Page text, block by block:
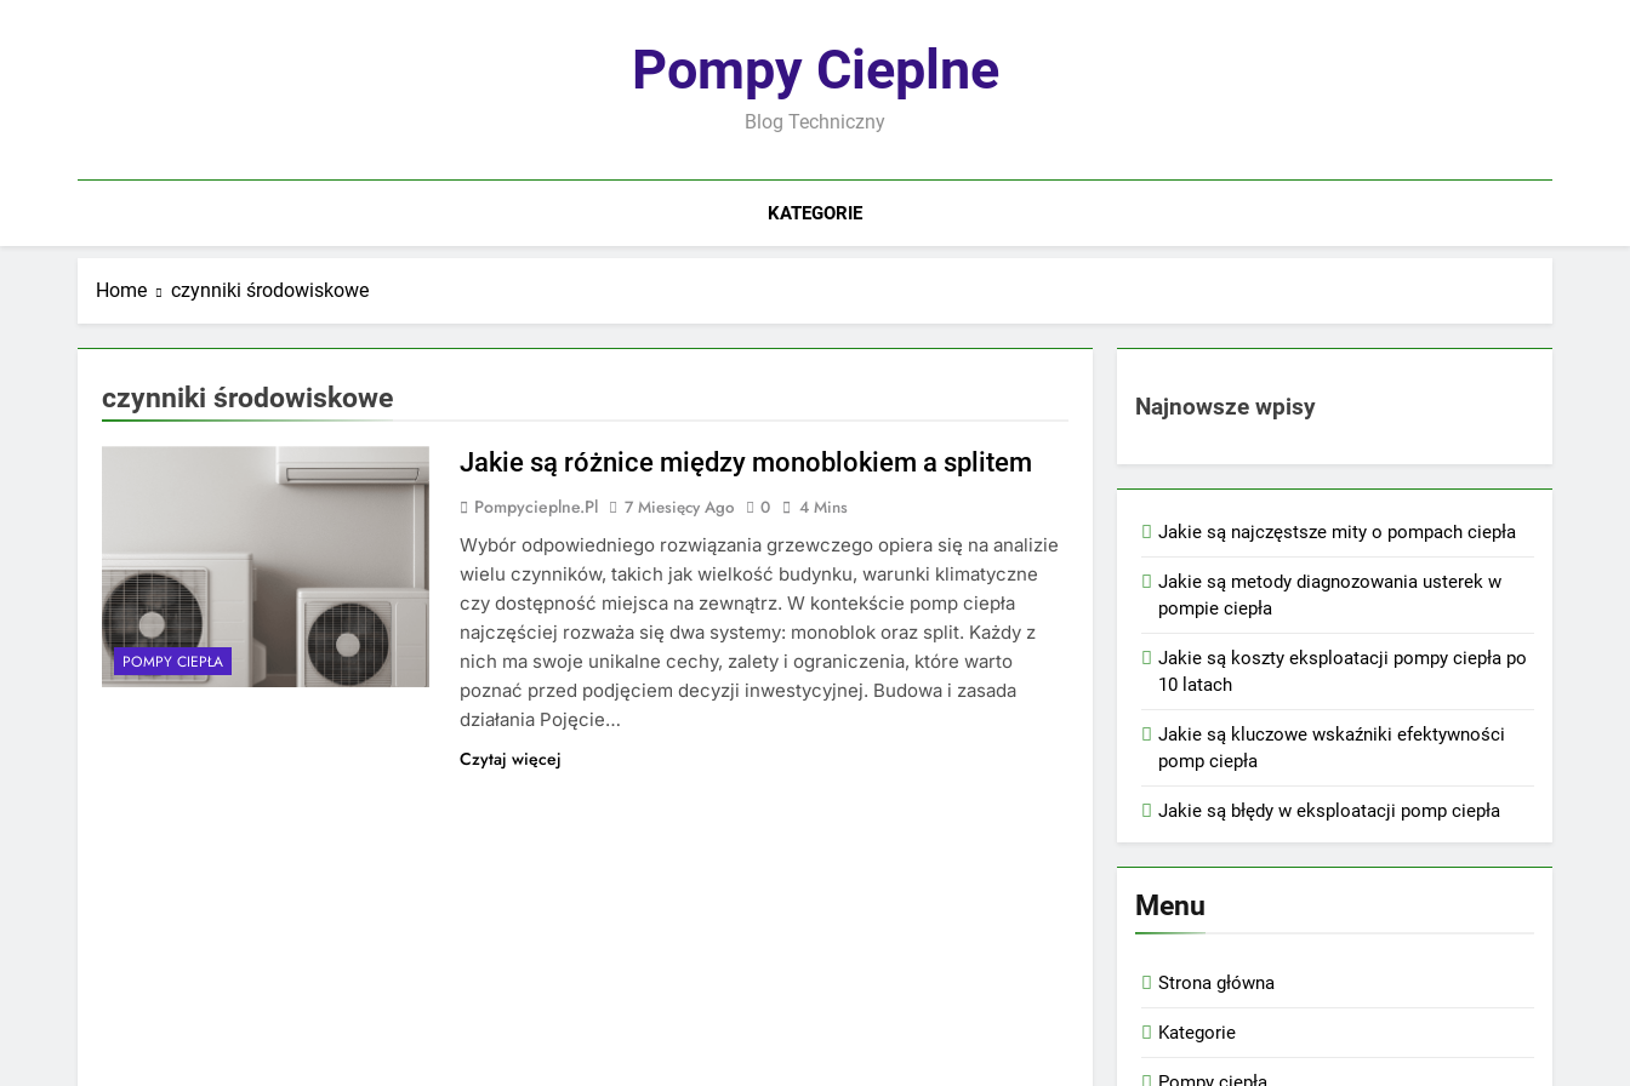
Pompy Cieplne
Blog Techniczny
KATEGORIE
Home czynniki środowiskowe
czynniki środowiskowe
POMPY CIEPŁA
Jakie są różnice między monoblokiem a splitem
Pompycieplne.pl 7 Miesięcy Ago 0
4 Mins
Wybór odpowiedniego rozwiązania grzewczego opiera się na analizie
wielu czynników, takich jak wielkość budynku, warunki klimatyczne
czy dostępność miejsca na zewnątrz. W kontekście pomp ciepła
najczęściej rozważa się dwa systemy: monoblok oraz split. Każdy z
nich ma swoje unikalne cechy, zalety i ograniczenia, które warto
poznać przed podjęciem decyzji inwestycyjnej. Budowa i zasada
działania Pojęcie…
Czytaj więcej
Najnowsze wpisy
Jakie są najczęstsze mity o pompach ciepła
Jakie są metody diagnozowania usterek w
pompie ciepła
Jakie są koszty eksploatacji pompy ciepła po
10 latach
Jakie są kluczowe wskaźniki efektywności
pomp ciepła
Jakie są błędy w eksploatacji pomp ciepła
Menu
Strona główna
Kategorie